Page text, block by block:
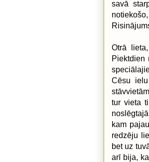
savā
Otrā
Piektdien
Cēsu
tur vieta
kam
redzēju
bet uz
arī bija,